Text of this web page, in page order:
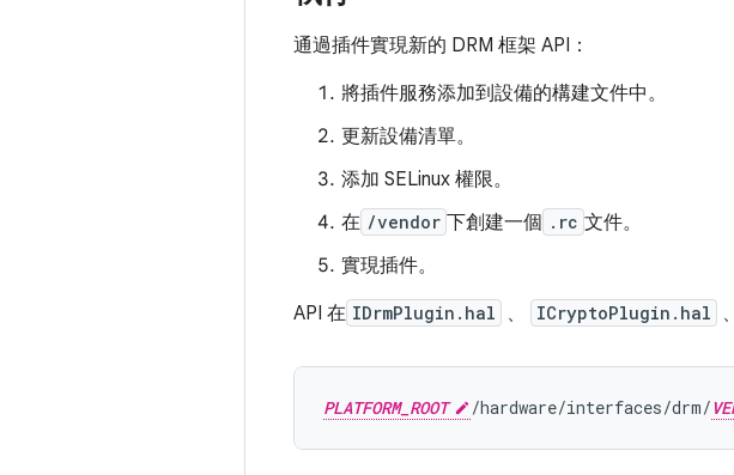
通過插件實現新的 DRM 框架 API：
將插件服務添加到設備的構建文件中。
更新設備清單。
添加 SELinux 權限。
在 /vendor 下創建一個 .rc 文件。
實現插件。
API 在 IDrmPlugin.hal 、 ICryptoPlugin.hal 、
PLATFORM_ROOT /hardware/interfaces/drm/